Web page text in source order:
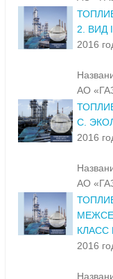
2. ВИД
2016
АО
С.
2016
АО
КЛАСС
2016